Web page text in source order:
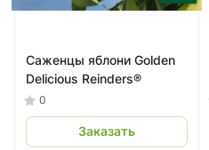
Саженцы яблони Golden
Delicious Reinders®
0
Заказать